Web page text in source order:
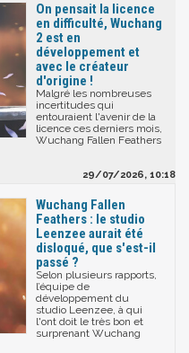
On pensait la licence
en difficulté, Wuchang
2 est en
développement et
avec le créateur
d'origine !
Malgré les nombreuses
incertitudes qui
entouraient l'avenir de la
licence ces derniers mois,
Wuchang Fallen Feathers
29/07/2026, 10:18
Wuchang Fallen
Feathers : le studio
Leenzee aurait été
disloqué, que s'est-il
passé ?
Selon plusieurs rapports,
l’équipe de
développement du
studio Leenzee, à qui
l'ont doit le très bon et
surprenant Wuchang